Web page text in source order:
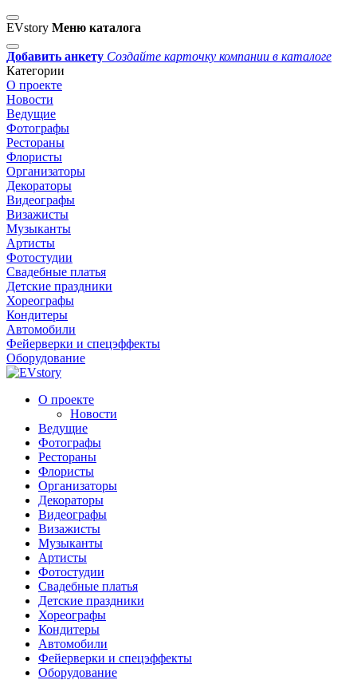
EVstory Меню каталога
Добавить анкету Создайте карточку компании в каталоге
Категории
О проекте
Новости
Ведущие
Фотографы
Рестораны
Флористы
Организаторы
Декораторы
Видеографы
Визажисты
Музыканты
Артисты
Фотостудии
Свадебные платья
Детские праздники
Хореографы
Кондитеры
Автомобили
Фейерверки и спецэффекты
Оборудование
О проекте
Новости
Ведущие
Фотографы
Рестораны
Флористы
Организаторы
Декораторы
Видеографы
Визажисты
Музыканты
Артисты
Фотостудии
Свадебные платья
Детские праздники
Хореографы
Кондитеры
Автомобили
Фейерверки и спецэффекты
Оборудование